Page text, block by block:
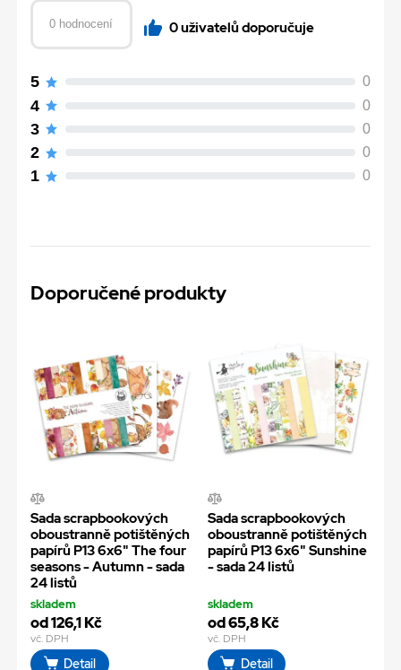
0 hodnocení 0 uživatelů doporučuje
5 0
4 0
3 0
2 0
1 0
Doporučené produkty
Sada scrapbookových
oboustranně potištěných
papírů P13 6x6" The four
seasons - Autumn - sada
24 listů
skladem
od 126,1 Kč
vč. DPH
Detail
Sada scrapbookových
oboustranně potištěných
papírů P13 6x6" Sunshine
- sada 24 listů
skladem
od 65,8 Kč
vč. DPH
Detail